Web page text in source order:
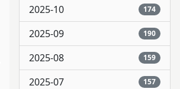
2025-10 174
2025-09 190
2025-08 159
2025-07 157